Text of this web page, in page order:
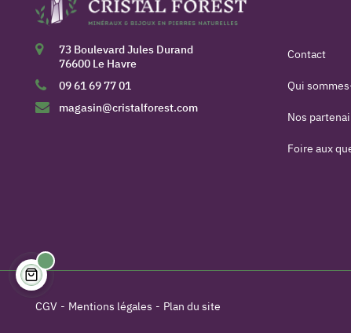
73 Boulevard Jules Durand
76600 Le Havre
09 61 69 77 01
magasin@cristalforest.com
Contact
Qui
Nos
Foire aux
CGV Mentions légales Plan du site